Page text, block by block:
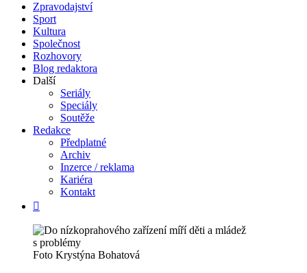
Zpravodajství
Sport
Kultura
Společnost
Rozhovory
Blog redaktora
Další
Seriály
Speciály
Soutěže
Redakce
Předplatné
Archiv
Inzerce / reklama
Kariéra
Kontakt
Foto Krystýna Bohatová